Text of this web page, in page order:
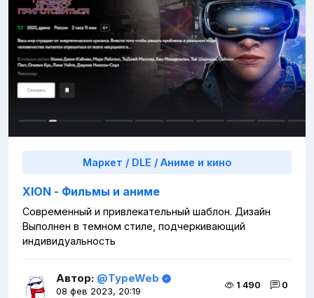
Маркет / DLE / Аниме и кино
XION - Фильмы и аниме
Современный и привлекательный шаблон. Дизайн
Выполнен в темном стиле, подчеркивающий
индивидуальность
Автор: @TypeWeb
08 фев 2023, 20:19
1 490 0